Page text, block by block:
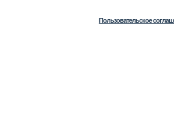
Пользовательское